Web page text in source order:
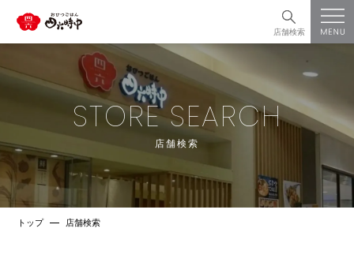
店舗検索
STORE SEARCH
店舗検索
トップ 店舗検索